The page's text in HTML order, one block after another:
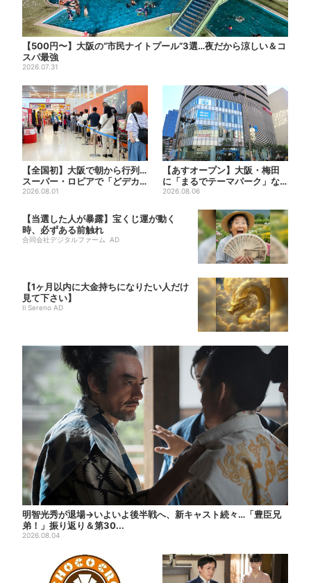
【500円〜】大阪の“市民ナイトプール”3選…夜だから涼しい＆コ
スパ最強
2026.07.31
【全国初】大阪で朝から行列…
スーパー・ロピアで「どデカ
抽選会」、開始30分で“1...
2026.08.01
【あすオープン】大阪・梅田
に「まるでテーマパーク」な
巨大スポーツ店、461ブラン...
2026.08.06
【当選した人が暴露】宝くじ運が動く
時、必ずある前触れ
合同会社デジタルファーム AD
【1ヶ月以内に大金持ちになりたい人だけ
見て下さい】
Il Sereno AD
明智光秀が退場→いよいよ後半戦へ、新キャスト続々…「豊臣兄
弟！」振り返り＆第30...
2026.08.04